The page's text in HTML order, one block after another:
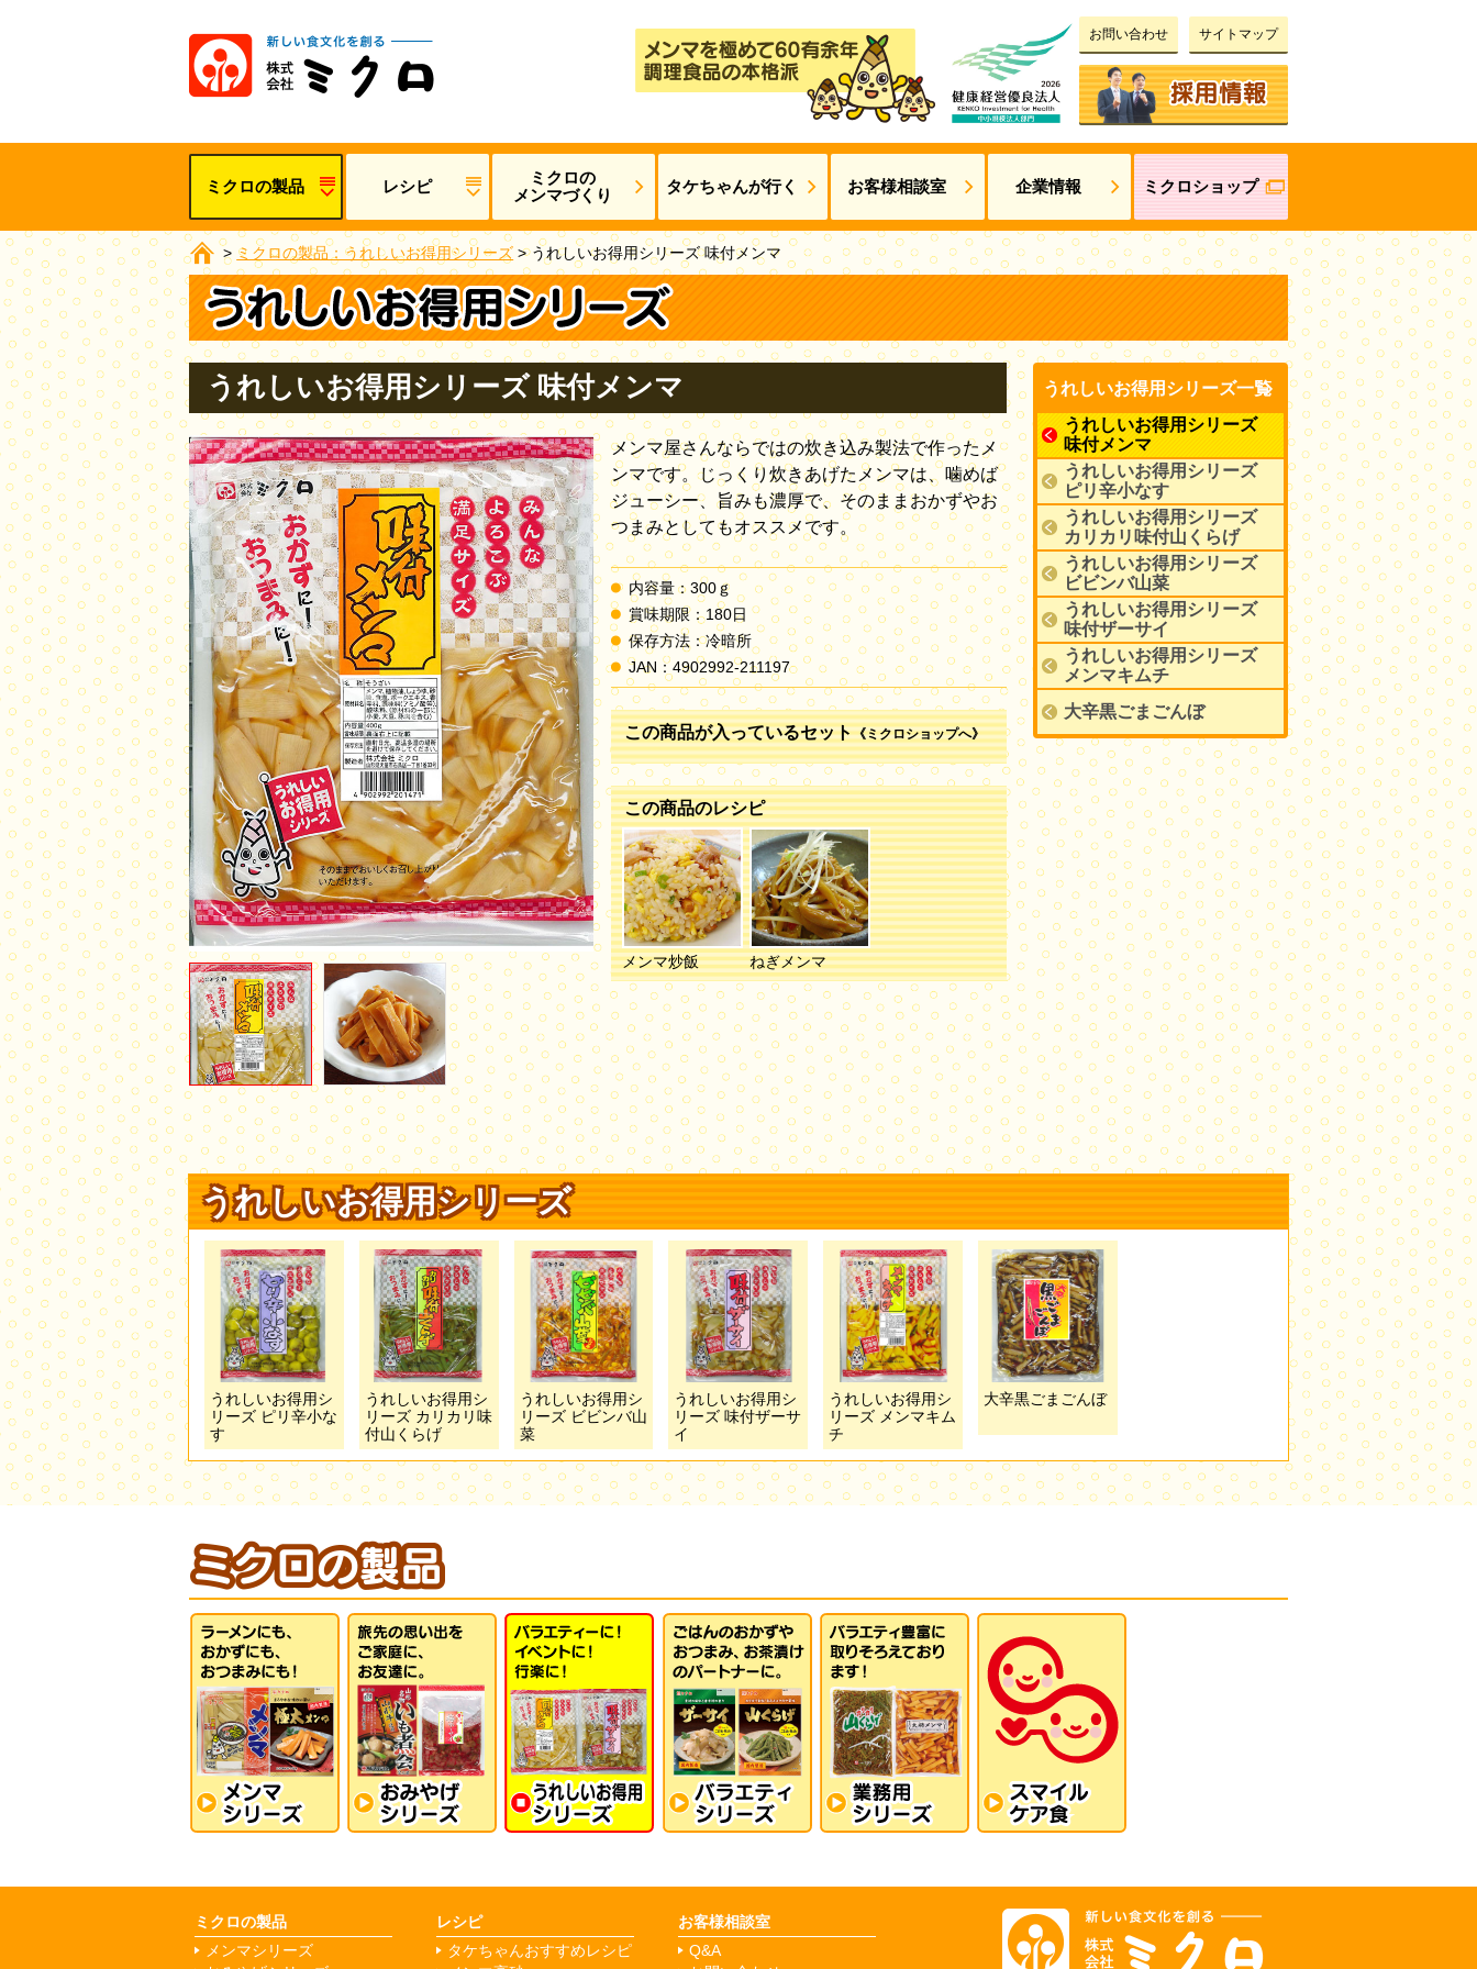
お問い合わせ サイトマップ
ミクロの製品 レシピ
ミクロの
メンマづくり
タケちゃんが行く お客様相談室 企業情報 ミクロショップ
> ミクロの製品：うれしいお得用シリーズ > うれしいお得用シリーズ 味付メンマ
うれしいお得用シリーズ 味付メンマ
メンマ屋さんならではの炊き込み製法で作ったメ
ンマです。じっくり炊きあげたメンマは、噛めば
ジューシー、旨みも濃厚で、そのままおかずやお
つまみとしてもオススメです。
内容量：300ｇ
賞味期限：180日
保存方法：冷暗所
JAN：4902992-211197
この商品が入っているセット《ミクロショップへ》
この商品のレシピ
メンマ炒飯 ねぎメンマ
うれしいお得用シリーズ一覧
うれしいお得用シリーズ
味付メンマ
うれしいお得用シリーズ
ピリ辛小なす
うれしいお得用シリーズ
カリカリ味付山くらげ
うれしいお得用シリーズ
ビビンバ山菜
うれしいお得用シリーズ
味付ザーサイ
うれしいお得用シリーズ
メンマキムチ
大辛黒ごまごんぼ
うれしいお得用シリーズ
うれしいお得用シ
リーズ ピリ辛小な
す
うれしいお得用シ
リーズ カリカリ味
付山くらげ
うれしいお得用シ
リーズ ビビンバ山
菜
うれしいお得用シ
リーズ 味付ザーサ
イ
うれしいお得用シ
リーズ メンマキム
チ
大辛黒ごまごんぼ
ミクロの製品
メンマシリーズ
レシピ
タケちゃんおすすめレシピ
お客様相談室
Q&A